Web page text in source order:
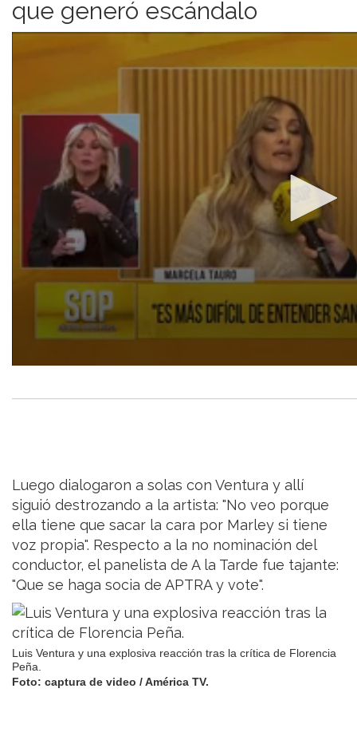
que generó escándalo
Luego dialogaron a solas con Ventura y allí
siguió destrozando a la artista: "No veo porque
ella tiene que sacar la cara por Marley si tiene
voz propia". Respecto a la no nominación del
conductor, el panelista de A la Tarde fue tajante:
"Que se haga socia de APTRA y vote".
Luis Ventura y una explosiva reacción tras la crítica de Florencia
Peña.
Foto: captura de video / América TV.